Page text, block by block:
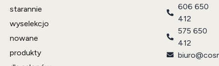
starannie
wyselekcjo
nowane
produkty
606 650
412
575 650
412